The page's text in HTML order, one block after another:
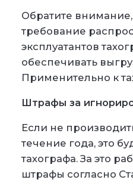
Обратите
требование
эксплуатантов
обеспечивать
Применительно к
Штрафы за
Если не
течение года, это
тахографа. За это
штрафы согласно